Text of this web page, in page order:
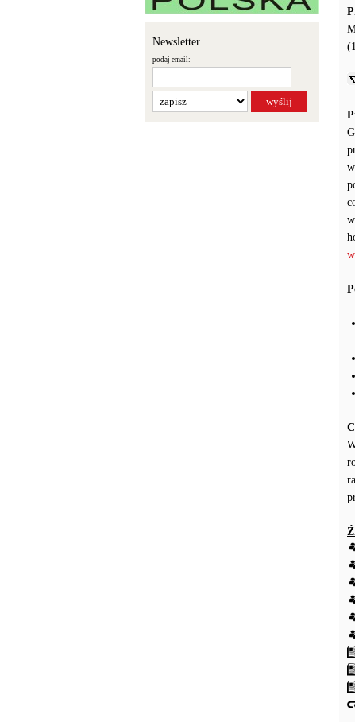
Newsletter
podaj email: